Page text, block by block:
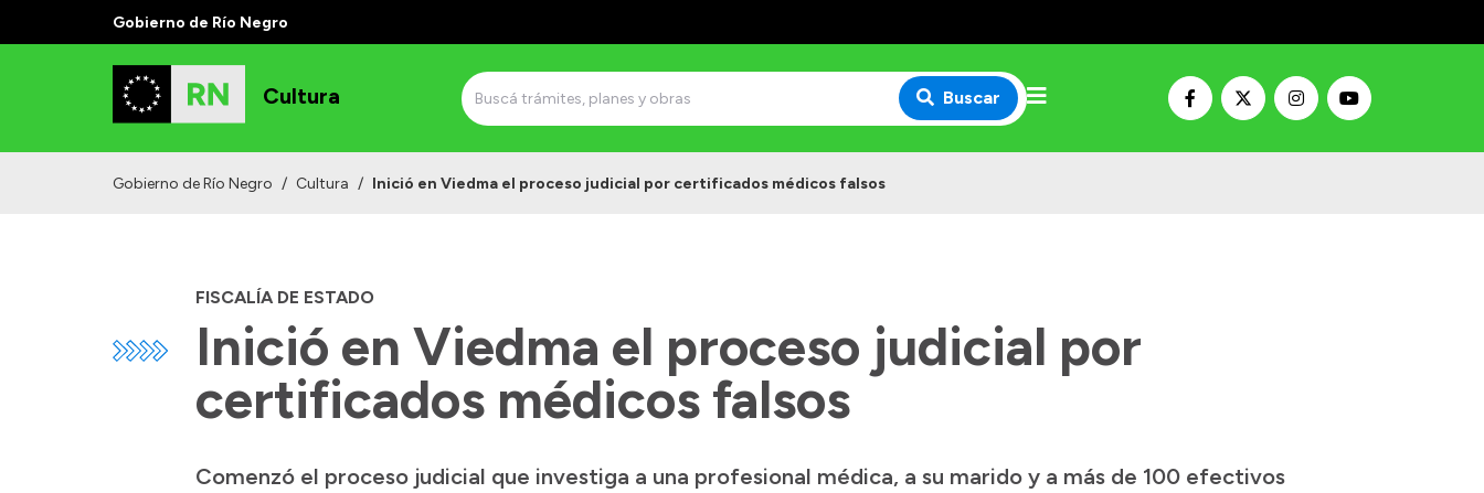
Gobierno de Río Negro
Cultura Buscar
Gobierno de Río Negro / Cultura / Inició en Viedma el proceso judicial por certificados médicos falsos
FISCALÍA DE ESTADO
Inició en Viedma el proceso judicial por
certificados médicos falsos
Comenzó el proceso judicial que investiga a una profesional médica, a su marido y a más de 100 efectivos